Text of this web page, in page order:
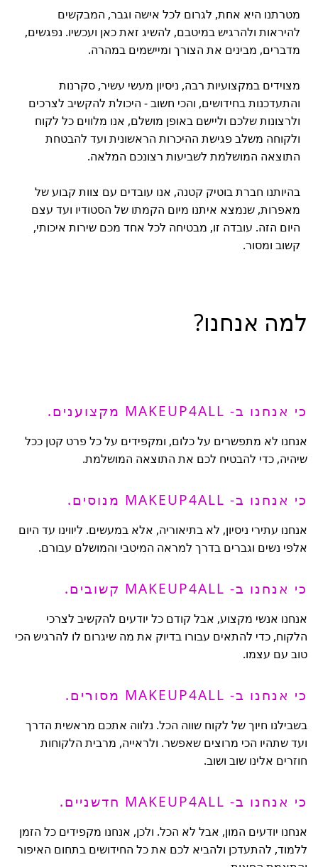
מטרתנו היא אחת, לגרום לכל אישה וגבר, המבקשים
להיראות ולהרגיש במיטבם, להשיג זאת כאן ועכשיו. נפגשים,
מדברים, מבינים את הצורך ומיישמים במהרה.
מצוידים במקצועיות רבה, ניסיון מעשי עשיר, סקרנות
והתעדכנות בחידושים, והכי חשוב - היכולת להקשיב לצרכים
ולרצונות שלכם וליישם באופן מושלם, אנו מלווים כל לקוח
ולקוחה משלב פגישת ההיכרות הראשונית ועד להבטחת
התוצאה המושלמת לשביעות רצונכם המלאה.
בהיותנו חברת בוטיק קטנה, אנו עובדים עם צוות קבוע של
מאפרות, שנמצא איתנו מיום הקמתו של הסטודיו ועד עצם
היום הזה. עובדה זו, מבטיחה לכל אחד מכם שירות איכותי,
קשוב ומסור.
למה אנחנו?
כי אנחנו ב- MAKEUP4ALL מקצוענים.
אנחנו לא מתפשרים על כלום, ומקפידים על כל פרט קטן ככל
שיהיה, כדי להבטיח לכם את התוצאה המושלמת.
כי אנחנו ב- MAKEUP4ALL מנוסים.
אנחנו עתירי ניסיון, לא בתיאוריה, אלא במעשים. ליווינו עד היום
אלפי נשים וגברים בדרך למראה המיטבי והמושלם עבורם.
כי אנחנו ב- MAKEUP4ALL קשובים.
אנחנו אנשי מקצוע, אבל קודם כל יודעים להקשיב לצרכי
הלקוח, כדי להתאים עבורו בדיוק את מה שיגרום לו להרגיש הכי
טוב עם עצמו.
כי אנחנו ב- MAKEUP4ALL מסורים.
בשבילנו חיוך של לקוח שווה הכל. נלווה אתכם מראשית הדרך
ועד שתהיו הכי מרוצים שאפשר. ולראייה, מרבית הלקוחות
חוזרים אלינו שוב ושוב.
כי אנחנו ב- MAKEUP4ALL חדשניים.
אנחנו יודעים המון, אבל לא הכל. ולכן, אנחנו מקפידים כל הזמן
ללמוד, להתעדכן ולהביא לכם את כל החידושים בתחום האיפור